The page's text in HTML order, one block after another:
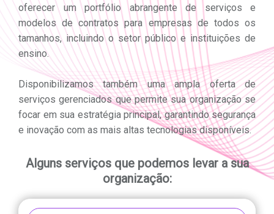
oferecer um portfólio abrangente de serviços e
modelos de contratos para empresas de todos os
tamanhos, incluindo o setor público e instituições de
ensino.
Disponibilizamos também uma ampla oferta de
serviços gerenciados que permite sua organização se
focar em sua estratégia principal, garantindo segurança
e inovação com as mais altas tecnologias disponíveis.
Alguns serviços que podemos levar a sua
organização: